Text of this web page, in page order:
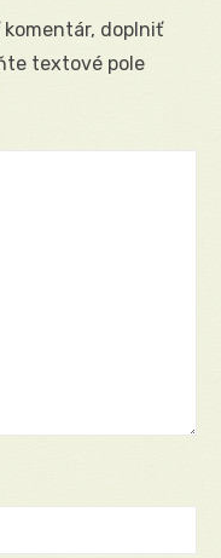
doplniť
textové pole